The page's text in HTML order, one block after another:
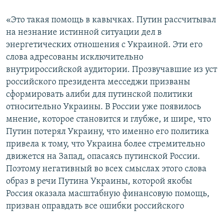
«Это такая помощь в кавычках. Путин рассчитывал
на незнание истинной ситуации дел в
энергетических отношения с Украиной. Эти его
слова адресованы исключительно
внутрироссийской аудитории. Прозвучавшие из уст
российского президента месседжи призваны
сформировать алиби для путинской политики
относительно Украины. В России уже появилось
мнение, которое становится и глубже, и шире, что
Путин потерял Украину, что именно его политика
привела к тому, что Украина более стремительно
движется на Запад, опасаясь путинской России.
Поэтому негативный во всех смыслах этого слова
образ в речи Путина Украины, которой якобы
Россия оказала масштабную финансовую помощь,
призван оправдать все ошибки российского